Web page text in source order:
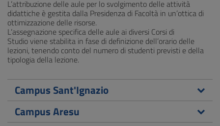
L’attribuzione delle aule per lo svolgimento delle attività
didattiche è gestita dalla Presidenza di Facoltà in un’ottica di
ottimizzazione delle risorse.
L’assegnazione specifica delle aule ai diversi Corsi di
Studio viene stabilita in fase di definizione dell’orario delle
lezioni, tenendo conto del numero di studenti previsti e della
tipologia della lezione.
Campus Sant'Ignazio
Campus Aresu